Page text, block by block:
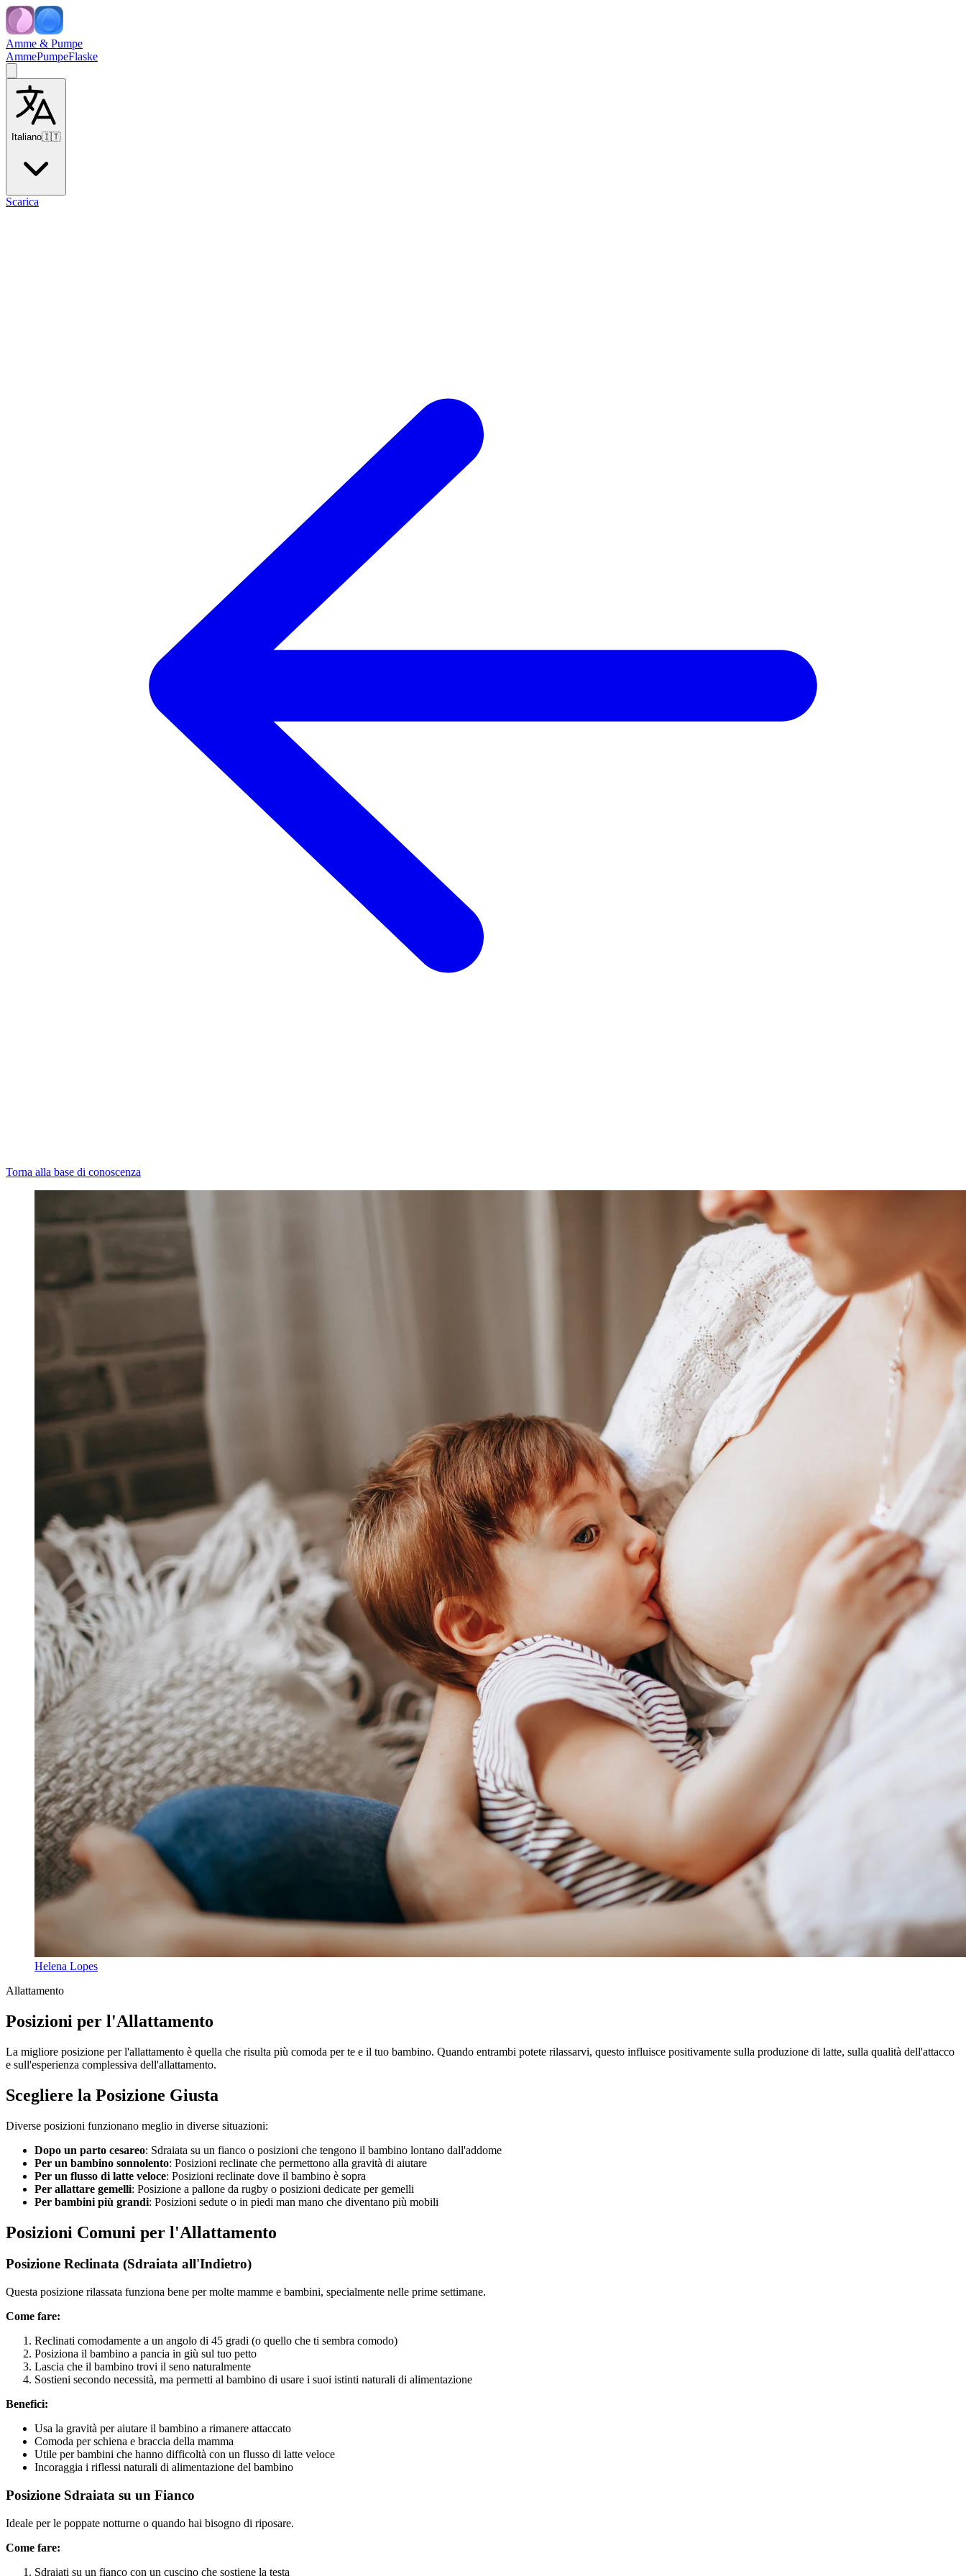
Amme & Pumpe
AmmePumpeFlaske
Italiano🇮🇹
Scarica
Torna alla base di conoscenza
Helena Lopes
Allattamento
Posizioni per l'Allattamento
La migliore posizione per l'allattamento è quella che risulta più comoda per te e il tuo bambino. Quando entrambi potete rilassarvi, questo influisce positivamente sulla produzione di latte, sulla qualità dell'attacco
e sull'esperienza complessiva dell'allattamento.
Scegliere la Posizione Giusta
Diverse posizioni funzionano meglio in diverse situazioni:
Dopo un parto cesareo: Sdraiata su un fianco o posizioni che tengono il bambino lontano dall'addome
Per un bambino sonnolento: Posizioni reclinate che permettono alla gravità di aiutare
Per un flusso di latte veloce: Posizioni reclinate dove il bambino è sopra
Per allattare gemelli: Posizione a pallone da rugby o posizioni dedicate per gemelli
Per bambini più grandi: Posizioni sedute o in piedi man mano che diventano più mobili
Posizioni Comuni per l'Allattamento
Posizione Reclinata (Sdraiata all'Indietro)
Questa posizione rilassata funziona bene per molte mamme e bambini, specialmente nelle prime settimane.
Come fare:
Reclinati comodamente a un angolo di 45 gradi (o quello che ti sembra comodo)
Posiziona il bambino a pancia in giù sul tuo petto
Lascia che il bambino trovi il seno naturalmente
Sostieni secondo necessità, ma permetti al bambino di usare i suoi istinti naturali di alimentazione
Benefici:
Usa la gravità per aiutare il bambino a rimanere attaccato
Comoda per schiena e braccia della mamma
Utile per bambini che hanno difficoltà con un flusso di latte veloce
Incoraggia i riflessi naturali di alimentazione del bambino
Posizione Sdraiata su un Fianco
Ideale per le poppate notturne o quando hai bisogno di riposare.
Come fare:
Sdraiati su un fianco con un cuscino che sostiene la testa